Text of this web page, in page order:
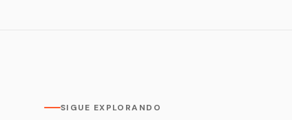
SIGUE EXPLORANDO